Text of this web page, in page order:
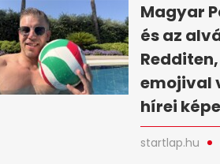
Magyar
és az
emojival
hírei
startlap.hu